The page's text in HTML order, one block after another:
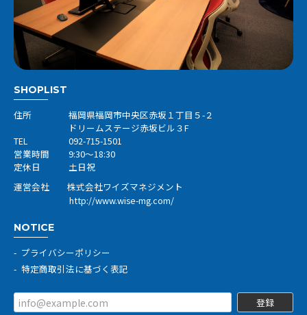
SHOPLIST
住所
福岡県福岡市中央区赤坂１丁目５-２
ドリームステージ赤坂ビル３F
TEL
092-715-1501
営業時間
9:30～18:30
定休日
土日祝
運営会社 株式会社ワイズマネジメント
http://www.wise-mg.com/
NOTICE
プライバシーポリシー
特定商取引法に基づく表記
登録